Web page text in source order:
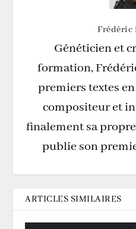
Frédéric
Généticien et
formation,
premiers textes
compositeur et
finalement sa
publie son
ARTICLES SIMILAIRES